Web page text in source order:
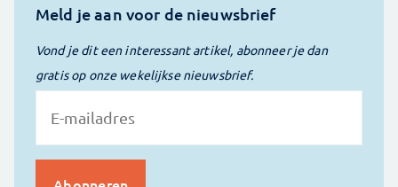
Meld je aan voor de nieuwsbrief
Vond je dit een interessant artikel, abonneer je dan
gratis op onze wekelijkse nieuwsbrief.